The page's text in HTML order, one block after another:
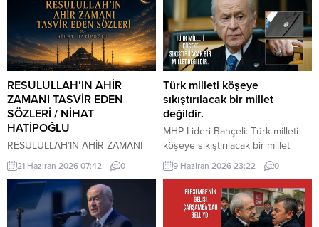
RESULULLAH’IN AHİR
ZAMANI TASVİR EDEN
SÖZLERİ / NİHAT
HATİPOĞLU
RESULULLAH’IN AHİR ZAMANI
TASVİR EDEN SÖZLERİ İnsanlar
heveslerine uyacaklar, zan ile
hükmedilecek. Bilinmeyen
konularda insanlar konuşacaklar.
Cehalet, dini bilmemek
21 Haziran 2026 07:42 0
Türk milleti köşeye
sıkıştırılacak bir millet
değildir.
MHP Lideri Bahçeli: Türk milleti
köşeye sıkıştırılacak bir millet
değildir. Türk milleti, karşısına
yedi düvel de dizilse tarih
sahnesinden silinecek bir millet
değildir. Türkiye, ham hayaller
kurulup çizilen haritaların
9 Haziran 2026 23:22 0